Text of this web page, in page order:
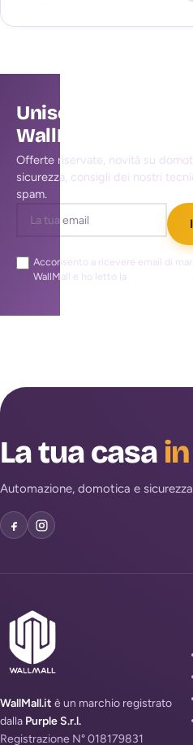
Unisciti alla
WallMall
Offerte riservate, novità su
sicurezza, consigli dei nostri
spam.
Acconsento a ricevere email di
WallMall e ho letto la
La tua casa
Automazione, domotica e
WallMall.it è un marchio registrato
dalla Purple S.r.l.
Registrazione N° 018179831